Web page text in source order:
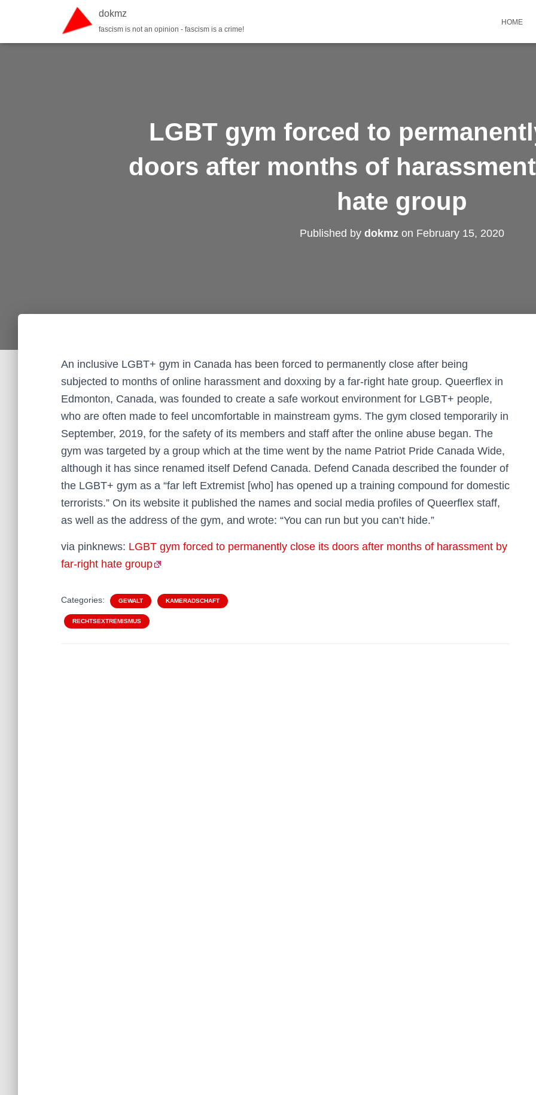
dokmz
fascism is not an opinion - fascism is a crime!
HOME
LGBT gym forced to
doors after months of
hate group
Published by dokmz on February 15, 2020
An inclusive LGBT+ gym in Canada has been forced to permanently close after being
subjected to months of online harassment and doxxing by a far-right hate group. Queerflex in
Edmonton, Canada, was founded to create a safe workout environment for LGBT+ people,
who are often made to feel uncomfortable in mainstream gyms. The gym closed temporarily in
September, 2019, for the safety of its members and staff after the online abuse began. The
gym was targeted by a group which at the time went by the name Patriot Pride Canada Wide,
although it has since renamed itself Defend Canada. Defend Canada described the founder of
the LGBT+ gym as a “far left Extremist [who] has opened up a training compound for domestic
terrorists.” On its website it published the names and social media profiles of Queerflex staff,
as well as the address of the gym, and wrote: “You can run but you can’t hide.”
via pinknews: LGBT gym forced to permanently close its doors after months of harassment by
far-right hate group
Categories: GEWALT KAMERADSCHAFT
RECHTSEXTREMISMUS